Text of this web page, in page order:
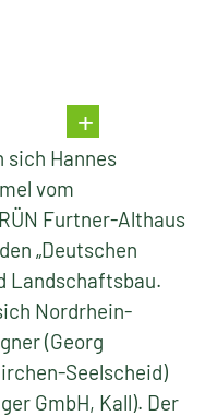
sich Hannes
vom
Furtner-Althaus
„Deutschen
Landschaftsbau.
Nordrhein-
(Georg
Seelscheid)
GmbH, Kall). Der